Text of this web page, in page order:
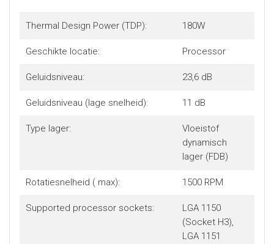
Thermal Design Power (TDP): 180W
Geschikte locatie: Processor
Geluidsniveau: 23,6 dB
Geluidsniveau (lage snelheid): 11 dB
Type lager:
Vloeistof
dynamisch
lager (FDB)
Rotatiesnelheid ( max): 1500 RPM
Supported processor sockets:
LGA 1150
(Socket H3),
LGA 1151